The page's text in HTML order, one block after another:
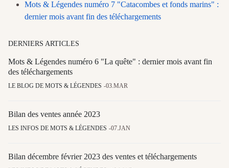
Mots & Légendes numéro 7 "Catacombes et fonds marins" :
dernier mois avant fin des téléchargements
DERNIERS ARTICLES
Mots & Légendes numéro 6 "La quête" : dernier mois avant fin
des téléchargements
LE BLOG DE MOTS & LÉGENDES 03.MAR
Bilan des ventes année 2023
LES INFOS DE MOTS & LÉGENDES 07.JAN
Bilan décembre février 2023 des ventes et téléchargements